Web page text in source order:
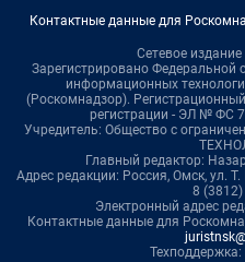
Контактные данные для
Сетевое издание
Зарегистрировано Федеральной
информационных
(Роскомнадзор).
регистрации - ЭЛ № ФС
Учредитель: Общество с
Главный редактор:
Адрес редакции: Россия, Омск, ул.
8 (3812)
Электронный адрес
Контактные данные для
Техподдержка: